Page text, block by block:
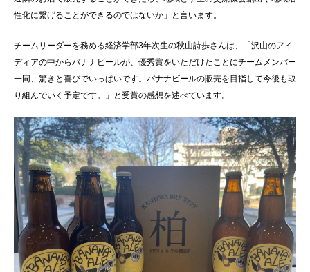
性化に繋げることができるのではないか」と言います。
チームリーダーを務める経済学部3年次生の秋山詩歩さんは、「沢山のアイ
ディアの中からバナナビールが、優秀賞をいただけたことにチームメンバー
一同、驚きと喜びでいっぱいです。バナナビールの販売を目指して今後も取
り組んでいく予定です。」と受賞の感想を述べています。